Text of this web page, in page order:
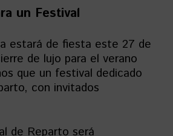
un Festival
estará de fiesta este 27 de
de lujo para el verano
que un festival dedicado
con invitados
de Reparto será